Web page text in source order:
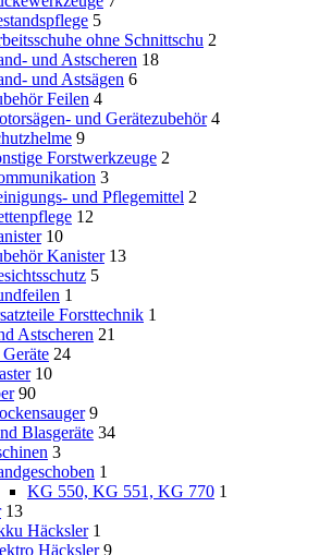
5
ohne Schnittschu 2
und Astscheren 18
und Astsägen 6
Feilen 4
und Gerätezubehör 4
9
Forstwerkzeuge 2
3
und Pflegemittel 2
12
10
Kanister 13
5
1
Forsttechnik 1
Astscheren 21
24
10
90
9
Blasgeräte 34
3
1
KG 550, KG 551, KG 770 1
13
Häcksler 1
Häcksler 9